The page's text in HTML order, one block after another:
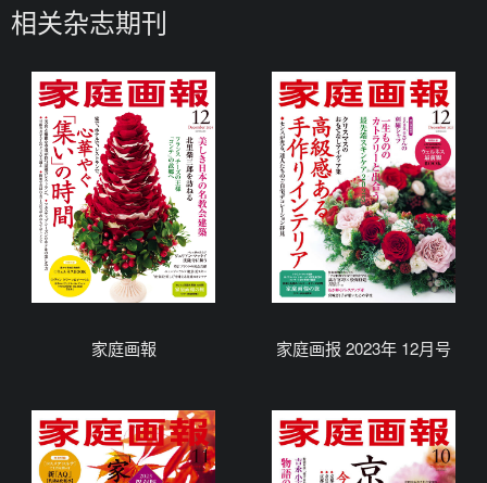
相关杂志期刊
家庭画報 家庭画报 2023年 12月号